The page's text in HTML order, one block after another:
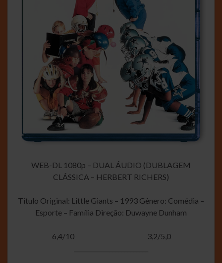
WEB-DL 1080p – DUAL ÁUDIO (DUBLAGEM
CLÁSSICA – HERBERT RICHERS)
Titulo Original: Little Giants – 1993 Gênero: Comédia –
Esporte – Família Direção: Duwayne Dunham
6,4/10
3,2/5,0